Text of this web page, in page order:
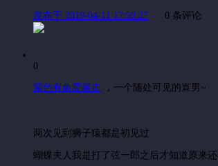
发布于 2019-04-11 17:59:27 0 条评论
0
紫色有角爱暴走 ， 一个随处可见的直男~
两次见到狮子猿都是初见过
蝴蝶夫人我是打了弦一郎之后才知道原来